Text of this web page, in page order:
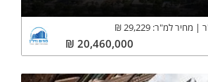
מחיר למ"ר: 29,229
₪
20,460,000
₪